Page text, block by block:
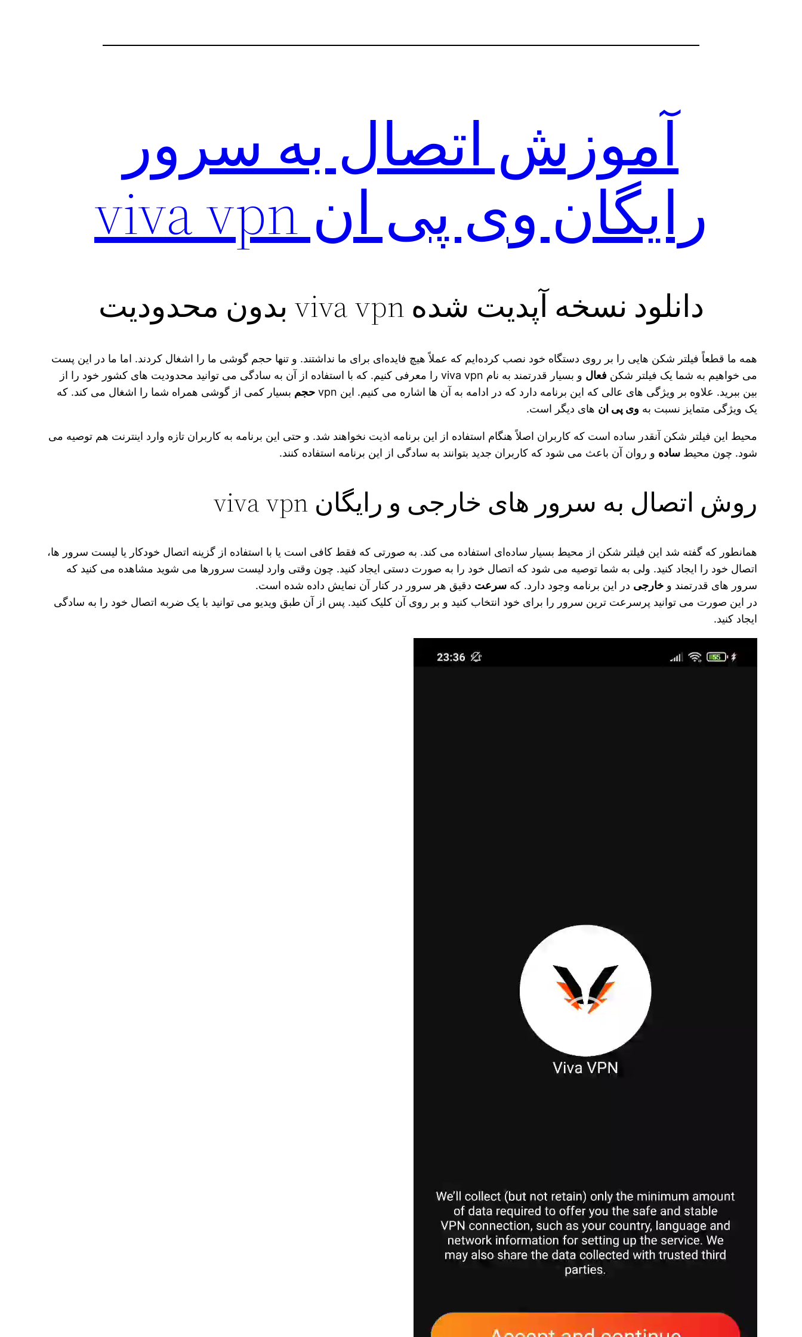
آموزش‌ اتصال به سرور
رایگان وی پی ان viva vpn
دانلود نسخه آپدیت شده viva vpn بدون محدودیت
همه ما قطعاً فیلتر شکن‌ هایی را بر روی دستگاه خود نصب کرده‌ایم که عملاً هیچ فایده‌ای برای ما نداشتند. و تنها حجم گوشی ما را اشغال کردند. اما ما در این پست
می‌ خواهیم به شما یک فیلتر شکن فعال
و بسیار قدرتمند به نام viva vpn را معرفی کنیم. که با استفاده از آن به سادگی می‌ توانید محدودیت‌ های کشور خود را از
بین ببرید. علاوه بر ویژگی‌ های عالی که این برنامه دارد که در ادامه به آن ها اشاره می‌ کنیم. این vpn
حجم بسیار کمی از گوشی همراه شما را اشغال می‌ کند. که
یک ویژگی متمایز نسبت به وی پی ان‌ های دیگر است.
محیط این فیلتر شکن آنقدر ساده است که کاربران اصلاً هنگام استفاده از این برنامه اذیت نخواهند شد. و حتی این برنامه به کاربران تازه وارد اینترنت هم توصیه می‌
شود. چون محیطساده و روان آن باعث می‌ شود که کاربران جدید بتوانند به سادگی از این برنامه استفاده کنند.
روش اتصال به سرور های خارجی و رایگان viva vpn
همانطور که گفته شد این فیلتر شکن از محیط بسیار ساده‌ای استفاده می‌ کند. به صورتی که فقط کافی است یا با استفاده از گزینه اتصال خودکار یا لیست سرور ها،
اتصال خود را ایجاد کنید. ولی به شما توصیه می‌ شود که اتصال خود را به صورت دستی ایجاد کنید. چون وقتی وارد لیست سرورها می‌ شوید مشاهده می‌ کنید که
سرور های قدرتمند وخارجی در این برنامه وجود دارد. کهسرعت دقیق هر سرور در کنار آن نمایش داده شده است.
در این صورت می‌ توانید پرسرعت‌ ترین سرور را برای خود انتخاب کنید و بر روی آن کلیک کنید. پس از آن طبق ویدیو می‌ توانید با یک ضربه اتصال خود را به سادگی
ایجاد کنید.
ویدیو